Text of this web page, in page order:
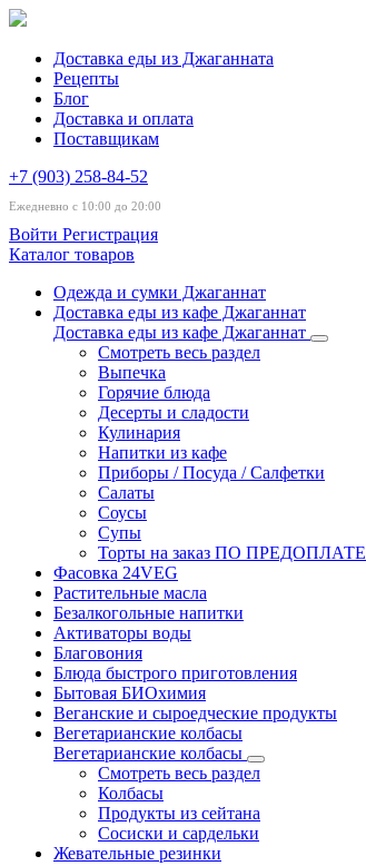
Доставка еды из Джаганната
Рецепты
Блог
Доставка и оплата
Поставщикам
+7 (903) 258-84-52
Ежедневно с 10:00 до 20:00
Войти Регистрация
Каталог товаров
Одежда и сумки Джаганнат
Доставка еды из кафе Джаганнат
Доставка еды из кафе Джаганнат
Смотреть весь раздел
Выпечка
Горячие блюда
Десерты и сладости
Кулинария
Напитки из кафе
Приборы / Посуда / Салфетки
Салаты
Соусы
Супы
Торты на заказ ПО ПРЕДОПЛАТЕ
Фасовка 24VEG
Растительные масла
Безалкогольные напитки
Активаторы воды
Благовония
Блюда быстрого приготовления
Бытовая БИОхимия
Веганские и сыроедческие продукты
Вегетарианские колбасы
Вегетарианские колбасы
Смотреть весь раздел
Колбасы
Продукты из сейтана
Сосиски и сардельки
Жевательные резинки